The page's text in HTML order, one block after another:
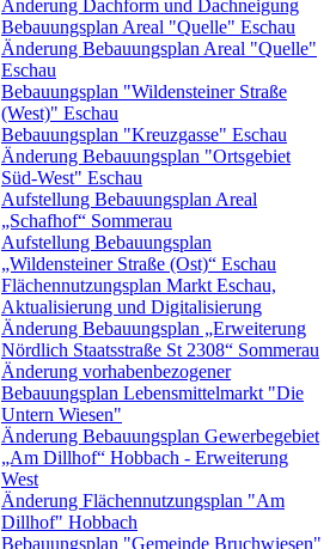
Änderung Dachform und Dachneigung
Bebauungsplan Areal "Quelle" Eschau
Änderung Bebauungsplan Areal "Quelle"
Eschau
Bebauungsplan "Wildensteiner Straße
(West)" Eschau
Bebauungsplan "Kreuzgasse" Eschau
Änderung Bebauungsplan "Ortsgebiet
Süd-West" Eschau
Aufstellung Bebauungsplan Areal
„Schafhof“ Sommerau
Aufstellung Bebauungsplan
„Wildensteiner Straße (Ost)“ Eschau
Flächennutzungsplan Markt Eschau,
Aktualisierung und Digitalisierung
Änderung Bebauungsplan „Erweiterung
Nördlich Staatsstraße St 2308“ Sommerau
Änderung vorhabenbezogener
Bebauungsplan Lebensmittelmarkt "Die
Untern Wiesen"
Änderung Bebauungsplan Gewerbegebiet
„Am Dillhof“ Hobbach - Erweiterung
West
Änderung Flächennutzungsplan "Am
Dillhof" Hobbach
Bebauungsplan "Gemeinde Bruchwiesen"